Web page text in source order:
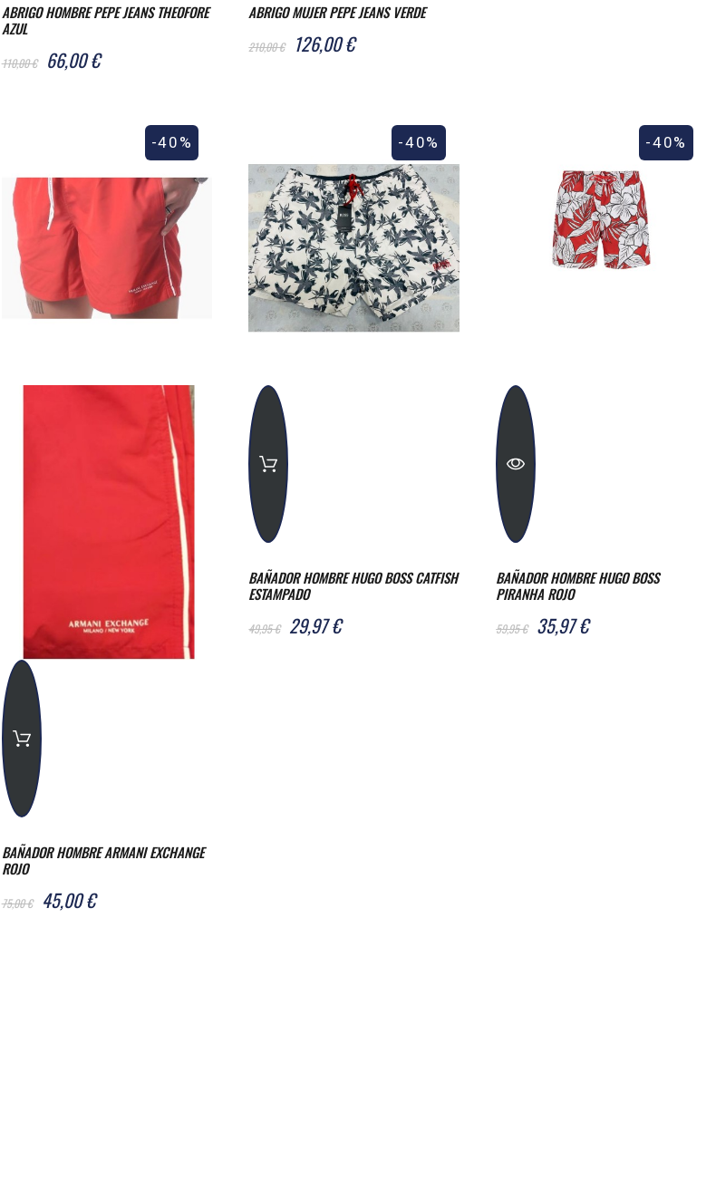
ABRIGO HOMBRE PEPE JEANS THEOFORE
AZUL
110,00 € 66,00 €
ABRIGO MUJER PEPE JEANS VERDE
210,00 € 126,00 €
BAÑADOR HOMBRE ARMANI EXCHANGE
ROJO
75,00 € 45,00 €
-40%
BAÑADOR HOMBRE HUGO BOSS CATFISH
ESTAMPADO
49,95 € 29,97 €
-40%
BAÑADOR HOMBRE HUGO BOSS
PIRANHA ROJO
59,95 € 35,97 €
-40%